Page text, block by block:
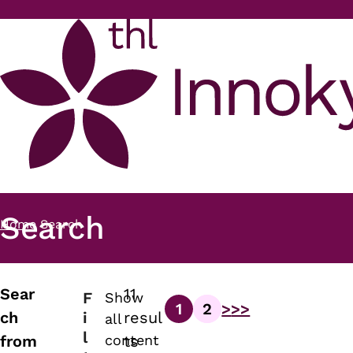
Breadcrumb
Home Search
Search
Sear
ch
from
F
i
l
Show
all
content
11
resul
ts
Pagination
Page
1
Page
2 >>>